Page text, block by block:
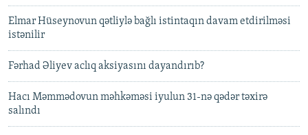
Elmar Hüseynovun qətliylə bağlı istintaqın davam etdirilməsi
istənilir
Fərhad Əliyev aclıq aksiyasını dayandırıb?
Hacı Məmmədovun məhkəməsi iyulun 31-nə qədər təxirə
salındı